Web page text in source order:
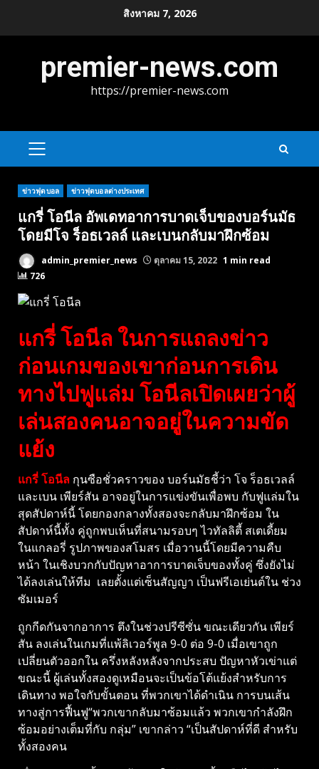
สิงหาคม 7, 2026
premier-news.com
https://premier-news.com
PRIMARY
ข่าวฟุตบอล ข่าวฟุตบอลต่างประเทศ
แกรี่ โอนีล อัพเดทอาการบาดเจ็บของบอร์นมัธ
โดยมีโจ ร็อธเวลล์ และเบนกลับมาฝึกซ้อม
admin_premier_news ตุลาคม 15, 2022 1 min read
726
แกรี่ โอนีล ในการแถลงข่าว
ก่อนเกมของเขาก่อนการเดิน
ทางไปฟูแล่ม โอนีลเปิดเผยว่าผู้
เล่นสองคนอาจอยู่ในความขัด
แย้ง
แกรี่ โอนีล กุนซือชั่วคราวของ บอร์นมัธชี้ว่า โจ ร็อธเวลล์
และเบน เพียร์สัน อาจอยู่ในการแข่งขันเพื่อพบ กับฟูแล่มใน
สุดสัปดาห์นี้ โดยกองกลางทั้งสองจะกลับมาฝึกซ้อม ใน
สัปดาห์นี้ทั้ง คู่ถูกพบเห็นที่สนามรอบๆ ไวทัลลิตี้ สเตเดี้ยม
ในแกลอรี่ รูปภาพของสโมสร เมื่อวานนี้โดยมีความคืบ
หน้า ในเชิงบวกกับปัญหาอาการบาดเจ็บของทั้งคู่ ซึ่งยังไม่
ได้ลงเล่นให้ทีม เลยตั้งแต่เซ็นสัญญา เป็นฟรีเอเย่นต์ใน ช่วง
ซัมเมอร์
ถูกกีดกันจากอาการ ตึงในช่วงปรีซีซั่น ขณะเดียวกัน เพียร์
สัน ลงเล่นในเกมที่แพ้ลิเวอร์พูล 9-0 ต่อ 9-0 เมื่อเขาถูก
เปลี่ยนตัวออกใน ครึ่งหลังหลังจากประสบ ปัญหาหัวเข่าแต่
ขณะนี้ ผู้เล่นทั้งสองดูเหมือนจะเป็นข้อโต้แย้งสำหรับการ
เดินทาง พอใจกับขั้นตอน ที่พวกเขาได้ดำเนิน การบนเส้น
ทางสู่การฟื้นฟู“พวกเขากลับมาซ้อมแล้ว พวกเขากำลังฝึก
ซ้อมอย่างเต็มที่กับ กลุ่ม” เขากล่าว “เป็นสัปดาห์ที่ดี สำหรับ
ทั้งสองคน